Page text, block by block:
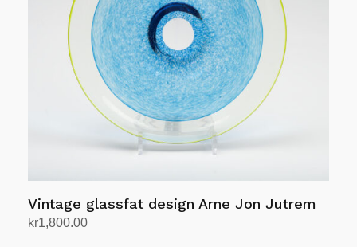
Vintage glassfat design Arne Jon Jutrem
kr1,800.00